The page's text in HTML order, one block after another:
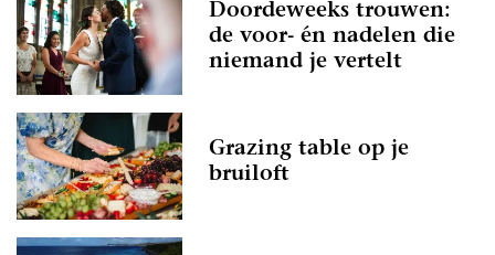
Doordeweeks trouwen:
de voor- én nadelen die
niemand je vertelt
Grazing table op je
bruiloft